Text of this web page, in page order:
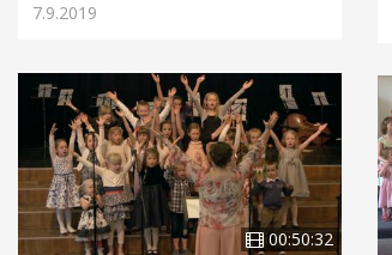
7.9.2019
00:50:32